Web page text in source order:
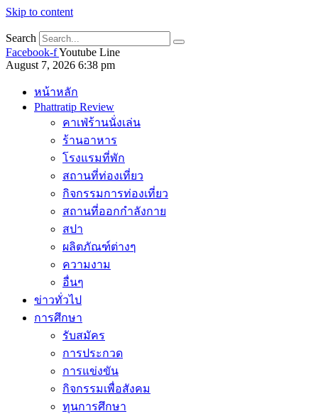
Skip to content
Search
Facebook-fYoutube Line
August 7, 2026 6:38 pm
หน้าหลัก
Phattratip Review
คาเฟ่ร้านนั่งเล่น
ร้านอาหาร
โรงแรมที่พัก
สถานที่ท่องเที่ยว
กิจกรรมการท่องเที่ยว
สถานที่ออกกำลังกาย
สปา
ผลิตภัณฑ์ต่างๆ
ความงาม
อื่นๆ
ข่าวทั่วไป
การศึกษา
รับสมัคร
การประกวด
การแข่งขัน
กิจกรรมเพื่อสังคม
ทุนการศึกษา